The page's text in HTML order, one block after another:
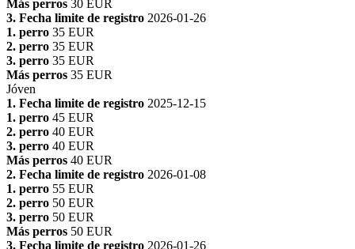
Más perros 30 EUR
3. Fecha limite de registro 2026-01-26
1. perro 35 EUR
2. perro 35 EUR
3. perro 35 EUR
Más perros 35 EUR
Jóven
1. Fecha limite de registro 2025-12-15
1. perro 45 EUR
2. perro 40 EUR
3. perro 40 EUR
Más perros 40 EUR
2. Fecha limite de registro 2026-01-08
1. perro 55 EUR
2. perro 50 EUR
3. perro 50 EUR
Más perros 50 EUR
3. Fecha limite de registro 2026-01-26